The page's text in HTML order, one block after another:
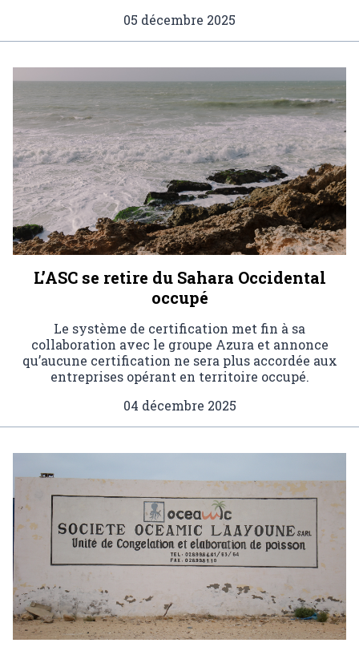
05 décembre 2025
L’ASC se retire du Sahara Occidental
occupé
Le système de certification met fin à sa
collaboration avec le groupe Azura et annonce
qu’aucune certification ne sera plus accordée aux
entreprises opérant en territoire occupé.
04 décembre 2025